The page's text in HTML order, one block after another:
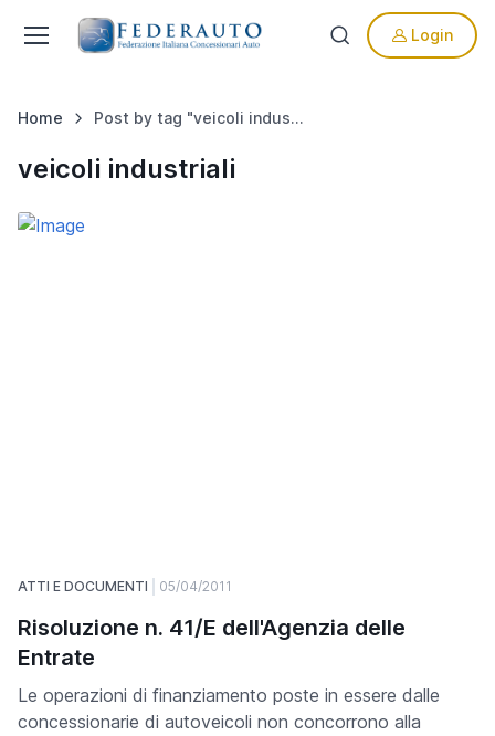
Login
Home Post by tag "veicoli industriali"
veicoli industriali
ATTI E DOCUMENTI 05/04/2011
Risoluzione n. 41/E dell'Agenzia delle
Entrate
Le operazioni di finanziamento poste in essere dalle
concessionarie di autoveicoli non concorrono alla